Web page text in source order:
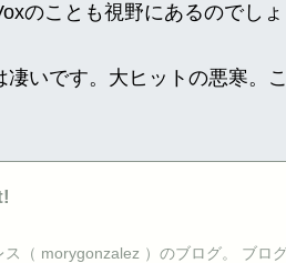
のことも視野にあるのでしょ
いです。大ヒットの悪寒。
（ morygonzalez ）のブログ。 ブロ